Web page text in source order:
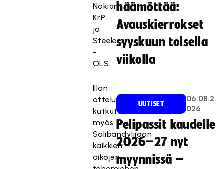
Nokian
KrP
ja
Steelers
-
OLS.
Illan
otteluissa
kutkutellaan
myös
Salibandyliigan
kaikkien
aikojen
häämöttää:
Avauskierrokset
syyskuun toisella
viikolla
UUTISET
06.08.2
026
Pelipassit kaudelle
2026–27 nyt
myynnissä –